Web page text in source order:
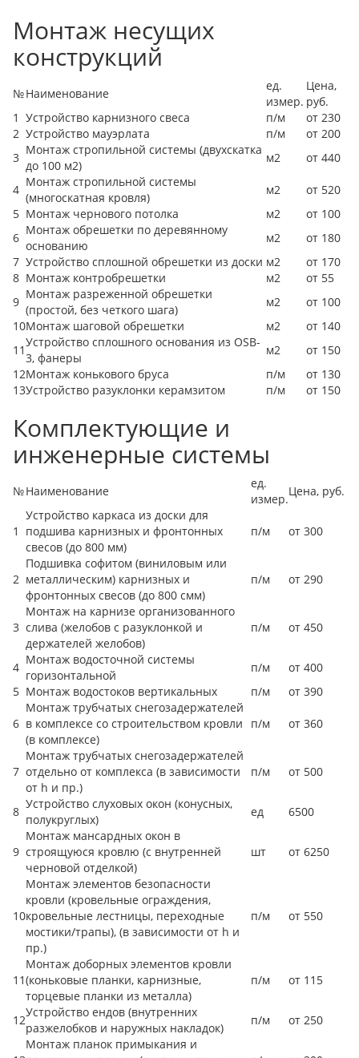
Монтаж несущих
конструкций
№Наименование
ед.
измер.
Цена,
руб.
1 Устройство карнизного свеса п/м
от 230
2 Устройство мауэрлата п/м
от 200
3
Монтаж стропильной системы (двухскатка
до 100 м2)
м2 от 440
4
Монтаж стропильной системы
(многоскатная кровля)
м2
от 520
5 Монтаж чернового потолка м2
от 100
6
Монтаж обрешетки по деревянному
основанию
м2
от 180
7 Устройство сплошной обрешетки из доски м2
от 170
8 Монтаж контробрешетки м2
от 55
9
Монтаж разреженной обрешетки
(простой, без четкого шага)
м2
от 100
10Монтаж шаговой обрешетки м2
от 140
11
Устройство сплошного основания из OSB-
3, фанеры
м2
от 150
12Монтаж конькового бруса п/м
от 130
13Устройство разуклонки керамзитом п/м от 150
Комплектующие и
инженерные системы
№Наименование
ед.
измер.
Цена, руб.
1
Устройство каркаса из доски для
подшива карнизных и фронтонных
свесов (до 800 мм)
п/м от 300
2
Подшивка софитом (виниловым или
металлическим) карнизных и
фронтонных свесов (до 800 смм)
п/м от 290
3
Монтаж на карнизе организованного
слива (желобов с разуклонкой и
держателей желобов)
п/м от 450
4
Монтаж водосточной системы
горизонтальной
п/м
от 400
5 Монтаж водостоков вертикальных п/м от 390
6
Монтаж трубчатых снегозадержателей
в комплексе со строительством кровли
(в комплексе)
п/м от 360
7
Монтаж трубчатых снегозадержателей
отдельно от комплекса (в зависимости
от h и пр.)
п/м от 500
8
Устройство слуховых окон (конусных,
полукруглых)
ед 6500
9
Монтаж мансардных окон в
строящуюся кровлю (с внутренней
черновой отделкой)
шт от 6250
10
Монтаж элементов безопасности
кровли (кровельные ограждения,
кровельные лестницы, переходные
мостики/трапы), (в зависимости от h и
пр.)
п/м от 550
11
Монтаж доборных элементов кровли
(коньковые планки, карнизные,
торцевые планки из металла)
п/м от 115
12
Устройство ендов (внутренних
разжелобков и наружных накладок)
п/м от 250
Монтаж планок примыкания и